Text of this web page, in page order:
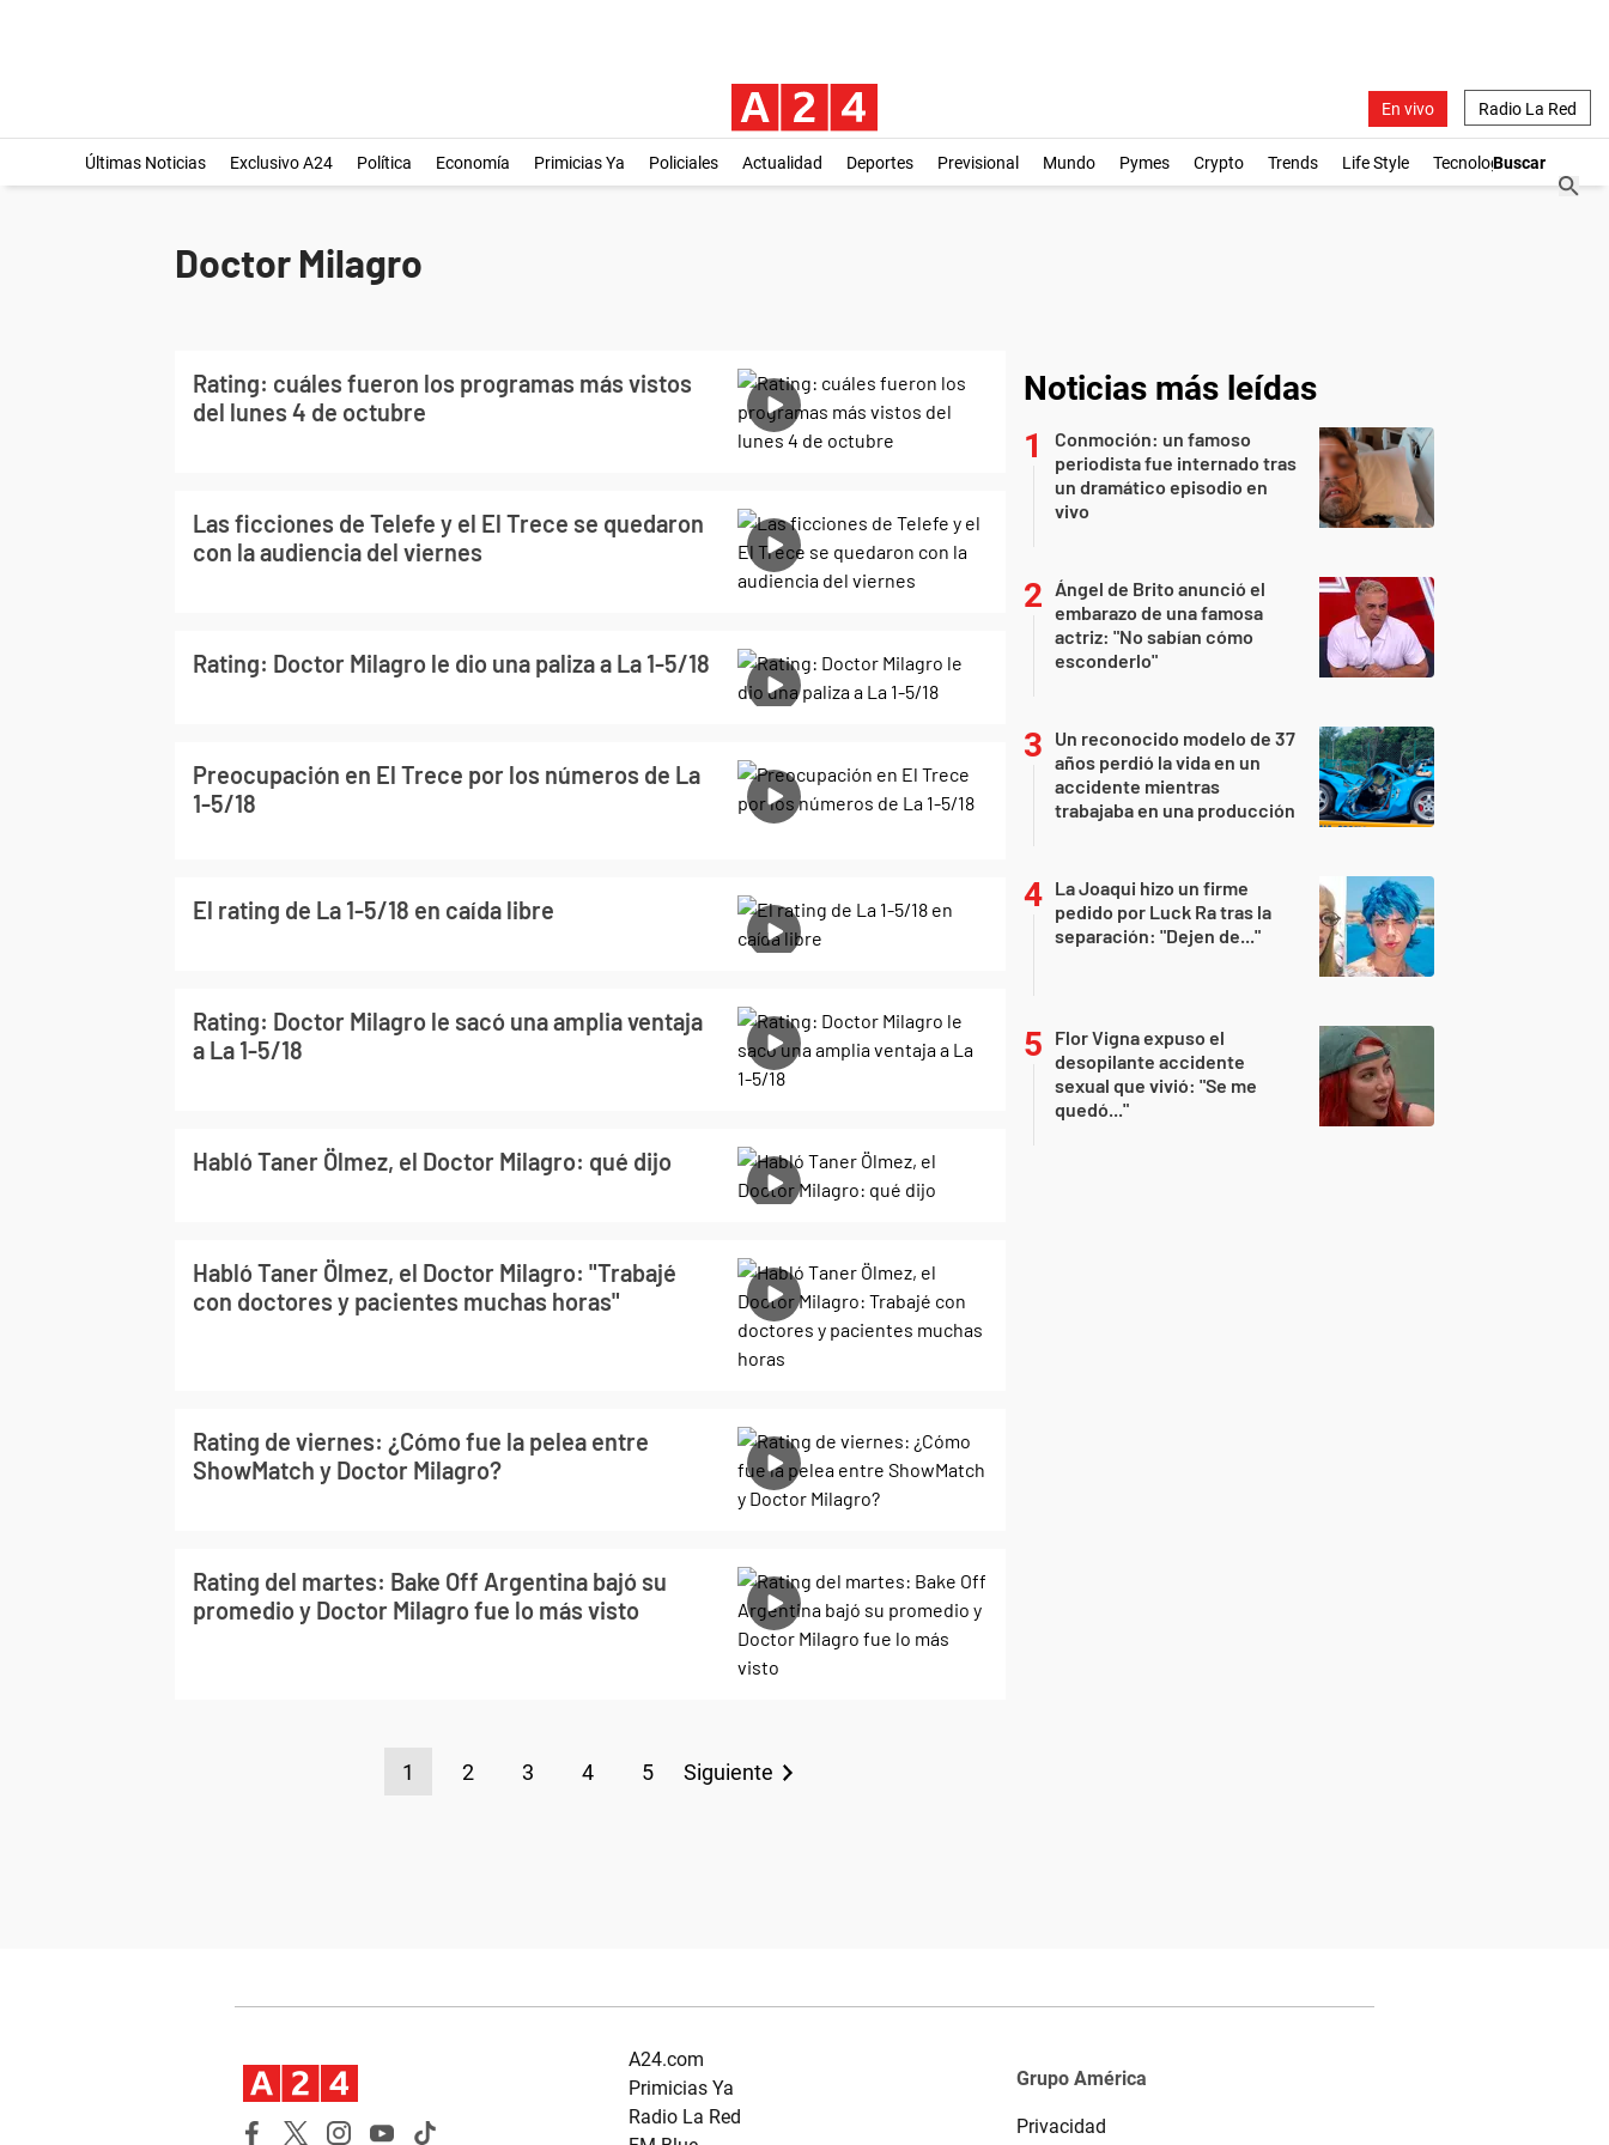
En vivo Radio La Red
Últimas Noticias Exclusivo A24 Política Economía Primicias Ya Policiales Actualidad Deportes Previsional Mundo Pymes Crypto Trends Life Style Tecnología
Doctor Milagro
Rating: cuáles fueron los programas más vistos
del lunes 4 de octubre
Las ficciones de Telefe y el El Trece se quedaron
con la audiencia del viernes
Rating: Doctor Milagro le dio una paliza a La 1-5/18
Preocupación en El Trece por los números de La
1-5/18
El rating de La 1-5/18 en caída libre
Rating: Doctor Milagro le sacó una amplia ventaja
a La 1-5/18
Habló Taner Ölmez, el Doctor Milagro: qué dijo
Habló Taner Ölmez, el Doctor Milagro: "Trabajé
con doctores y pacientes muchas horas"
Rating de viernes: ¿Cómo fue la pelea entre
ShowMatch y Doctor Milagro?
Rating del martes: Bake Off Argentina bajó su
promedio y Doctor Milagro fue lo más visto
1 2 3 4 5 Siguiente
Noticias más leídas
Conmoción: un famoso
periodista fue internado tras
un dramático episodio en
vivo
Ángel de Brito anunció el
embarazo de una famosa
actriz: "No sabían cómo
esconderlo"
Un reconocido modelo de 37
años perdió la vida en un
accidente mientras
trabajaba en una producción
La Joaqui hizo un firme
pedido por Luck Ra tras la
separación: "Dejen de..."
Flor Vigna expuso el
desopilante accidente
sexual que vivió: "Se me
quedó..."
A24.com
Primicias Ya
Radio La Red
Grupo América
Privacidad